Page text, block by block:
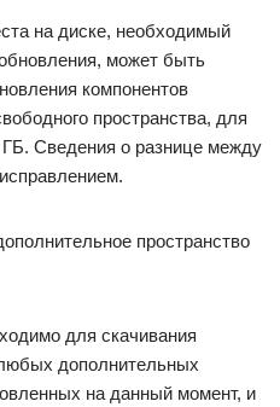
на диске, необходимый
может быть
компонентов
пространства, для
Сведения о разнице между
пространство
для скачивания
дополнительных
на данный момент, и